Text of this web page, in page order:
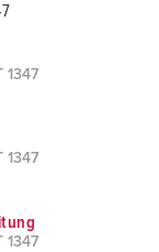
1347
1347
1347